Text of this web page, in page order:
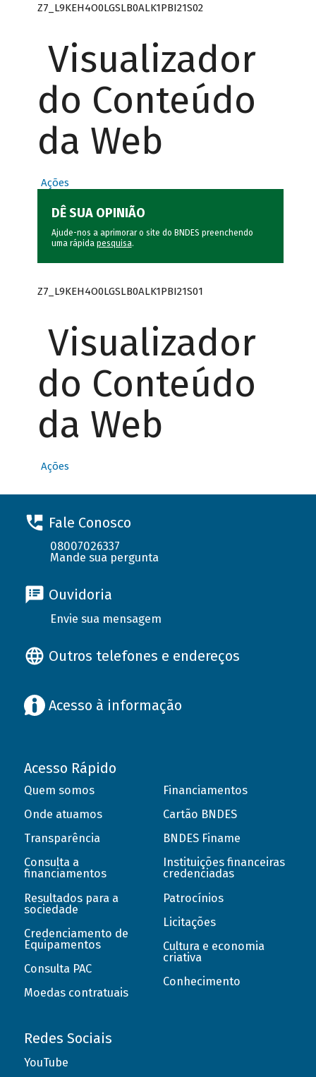
Z7_L9KEH4O0LGSLB0ALK1PBI21S02
Visualizador
do Conteúdo
da Web
Ações
DÊ SUA OPINIÃO
Ajude-nos a aprimorar o site do BNDES preenchendo
uma rápida pesquisa.
Z7_L9KEH4O0LGSLB0ALK1PBI21S01
Visualizador
do Conteúdo
da Web
Ações
Fale Conosco
08007026337
Mande sua pergunta
Ouvidoria
Envie sua mensagem
Outros telefones e endereços
Acesso à informação
Acesso Rápido
Quem somos
Onde atuamos
Transparência
Consulta a
financiamentos
Resultados para a
sociedade
Credenciamento de
Equipamentos
Consulta PAC
Moedas contratuais
Financiamentos
Cartão BNDES
BNDES Finame
Instituições financeiras
credenciadas
Patrocínios
Licitações
Cultura e economia
criativa
Conhecimento
Redes Sociais
YouTube